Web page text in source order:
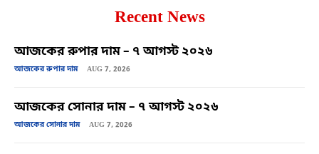
Recent News
আজকের রুপার দাম – ৭ আগস্ট ২০২৬
আজকের রুপার দাম AUG 7, 2026
আজকের সোনার দাম – ৭ আগস্ট ২০২৬
আজকের সোনার দাম AUG 7, 2026